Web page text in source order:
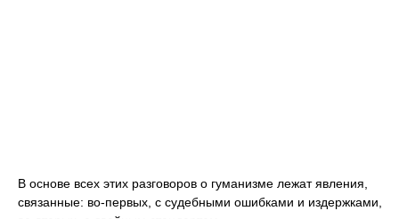
В основе всех этих разговоров о гуманизме лежат явления,
связанные: во-первых, с судебными ошибками и издержками,